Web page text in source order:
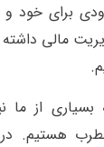
برای خود و
مالی داشته
از ما نیز
هستیم.